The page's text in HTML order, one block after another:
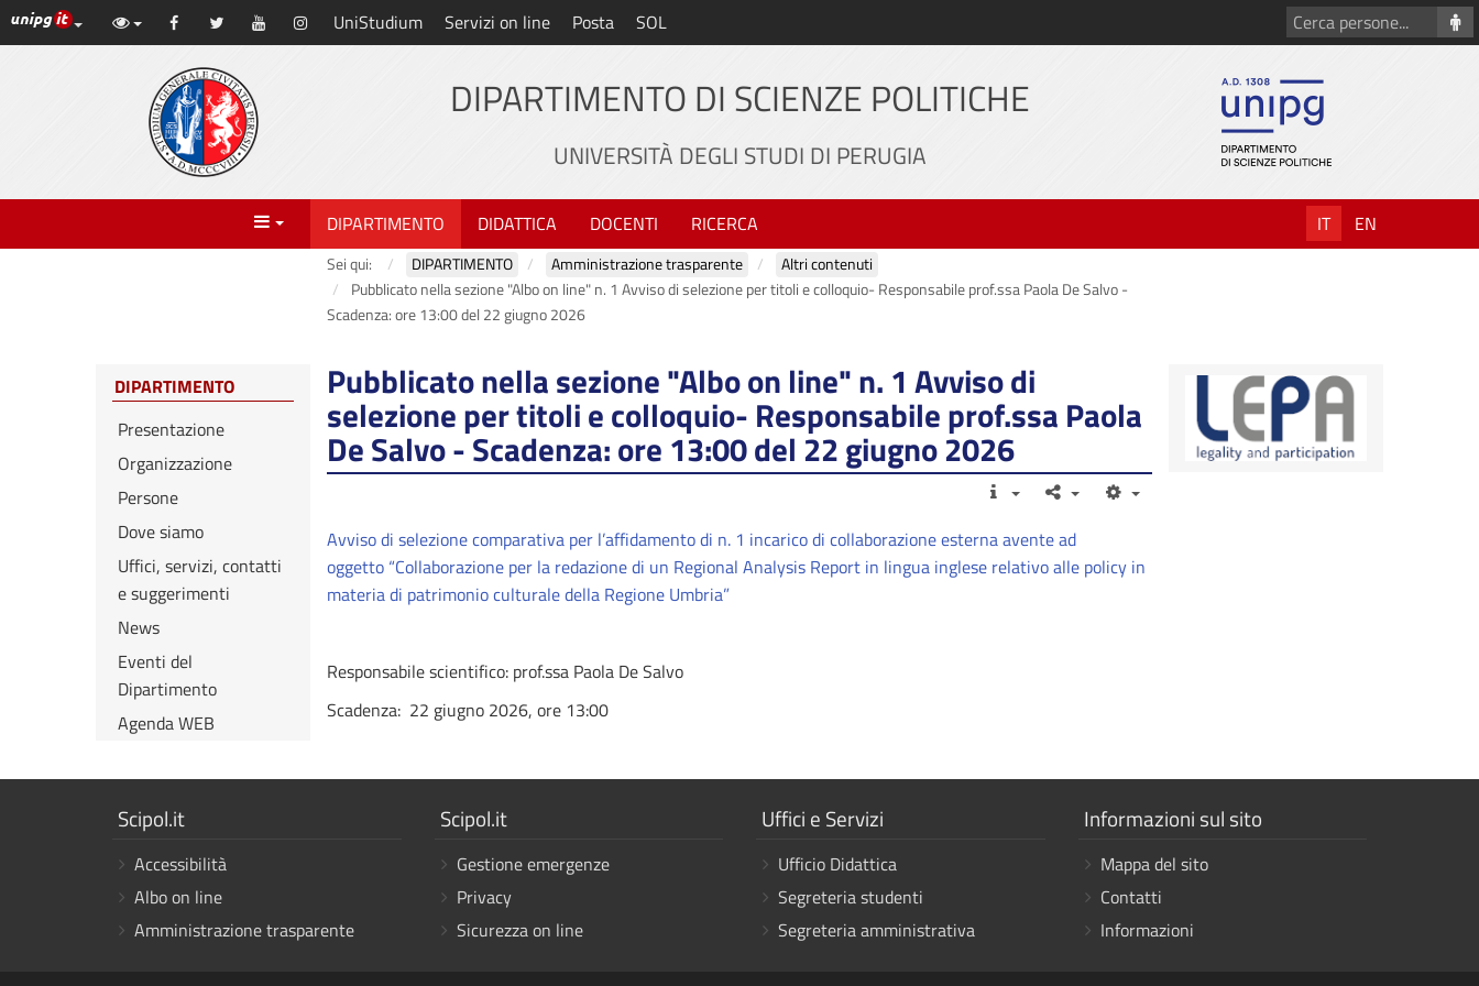
Vai
al
Link ai principali servizi web di Ateneo
Facebook Twitter YouTube Instagram
UniStudium Servizi on line Posta SOL
Cerca
persone
DIPARTIMENTO DI SCIENZE POLITICHE
UNIVERSITÀ DEGLI STUDI DI PERUGIA
Menu DIPARTIMENTO DIDATTICA DOCENTI RICERCA IT EN
Sei qui: DIPARTIMENTO Amministrazione trasparente
Altri contenuti
Pubblicato nella sezione "Albo on line" n. 1 Avviso di selezione per titoli e colloquio- Responsabile prof.ssa Paola De Salvo -
Scadenza: ore 13:00 del 22 giugno 2026
Pubblicato nella sezione "Albo on line" n. 1 Avviso di
selezione per titoli e colloquio- Responsabile prof.ssa Paola
De Salvo - Scadenza: ore 13:00 del 22 giugno 2026
Avviso di selezione comparativa per l’affidamento di n. 1 incarico di collaborazione esterna avente ad
oggetto “Collaborazione per la redazione di un Regional Analysis Report in lingua inglese relativo alle policy in
materia di patrimonio culturale della Regione Umbria”
Responsabile scientifico: prof.ssa Paola De Salvo
Scadenza: 22 giugno 2026, ore 13:00
DIPARTIMENTO
Presentazione
Organizzazione
Persone
Dove siamo
Uffici, servizi, contatti
e suggerimenti
News
Eventi del
Dipartimento
Agenda WEB
Mostra
link
Scipol.it
Accessibilità
Albo on line
Amministrazione trasparente
Mostra
link
Scipol.it
Gestione emergenze
Privacy
Sicurezza on line
Mostra
link
Uffici e Servizi
Ufficio Didattica
Segreteria studenti
Segreteria amministrativa
Mostra
link
Informazioni sul sito
Mappa del sito
Contatti
Informazioni